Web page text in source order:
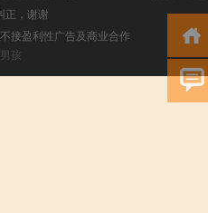
正，谢谢
接盈利性广告及商业合作
孩